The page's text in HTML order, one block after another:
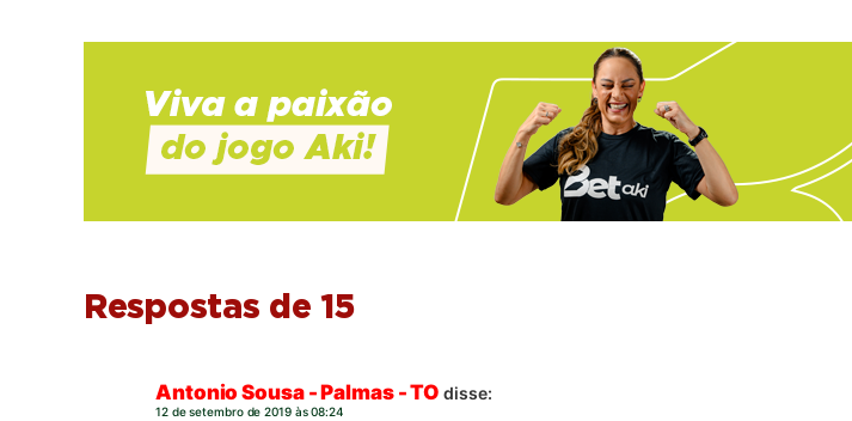
Respostas de 15
Antonio Sousa - Palmas - TO disse:
12 de setembro de 2019 às 08:24